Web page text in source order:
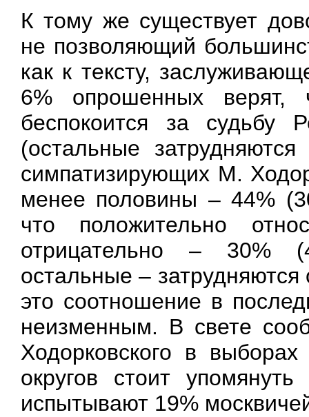
К тому же существует
не позволяющий
как к тексту,
6% опрошенных верят,
беспокоится за
(остальные
симпатизирующих М.
менее половины – 44%
что положительно
отрицательно – 30%
остальные –
это соотношение в
неизменным. В свете
Ходорковского в
округов стоит
испытывают 19%